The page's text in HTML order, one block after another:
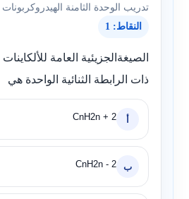
تدريب الوحدة الثامنة
النقاط: 1
الصيغةالجزيئية العامة
ذات الرابطة الثنائية الواحدة هي
أ CnH2n + 2
ب CnH2n - 2